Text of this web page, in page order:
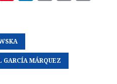
t
e
r
e
d
l
GARCÍA MÁRQUEZ